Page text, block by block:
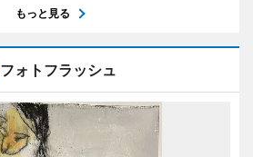
もっと見る
フォトフラッシュ